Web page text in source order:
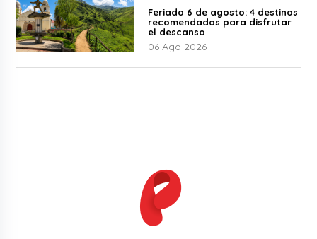
Feriado 6 de agosto: 4 destinos
recomendados para disfrutar
el descanso
06 Ago 2026